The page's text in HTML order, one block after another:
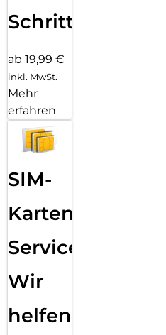
Schritten
ab 19,99 €
inkl. MwSt.
Mehr
erfahren
SIM-
Karten
Service:
Wir
helfen